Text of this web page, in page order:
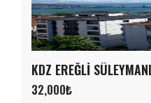
32,000₺